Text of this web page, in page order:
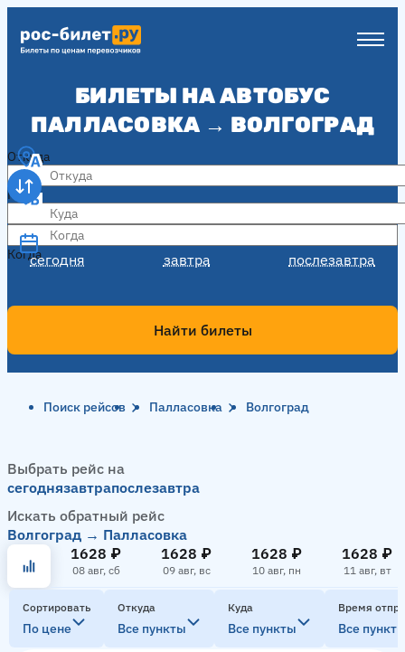
БИЛЕТЫ НА АВТОБУС
ПАЛЛАСОВКА → ВОЛГОГРАД
Откуда
Куда
Когда
сегодня завтра послезавтра
Когда
Найти билеты
Поиск рейсов Палласовка Волгоград
Выбрать рейс на
сегоднязавтрапослезавтра
Искать обратный рейс
Волгоград → Палласовка
1628 ₽
08 авг, сб
1628 ₽
09 авг, вс
1628 ₽
10 авг, пн
1628 ₽
11 авг, вт
Сортировать
По цене
Откуда
Все пункты
Куда
Все пункты
Время
Все